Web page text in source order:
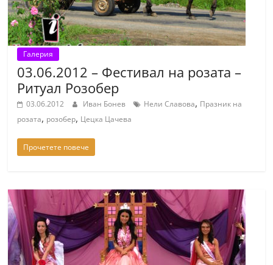
Галерия
03.06.2012 – Фестивал на розата –
Ритуал Розобер
03.06.2012 Иван Бонев Нели Славова, Празник на
розата, розобер, Цецка Цачева
Прочетете повече